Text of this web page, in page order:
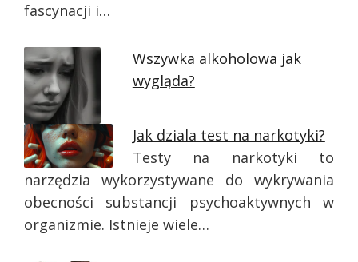
fascynacji i…
Wszywka alkoholowa jak
wygląda?
Jak dziala test na narkotyki?
Testy na narkotyki to
narzędzia wykorzystywane do wykrywania
obecności substancji psychoaktywnych w
organizmie. Istnieje wiele…